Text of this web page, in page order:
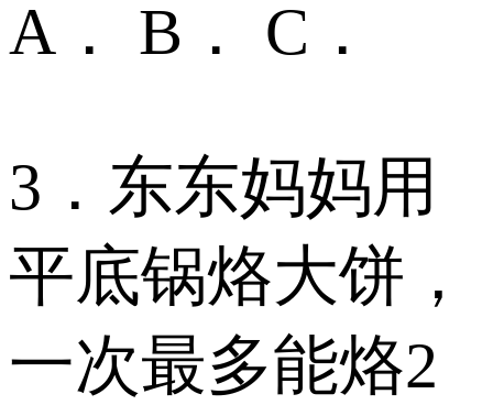
A． B． C．
3．东东妈妈用
平底锅烙大饼，
一次最多能烙2